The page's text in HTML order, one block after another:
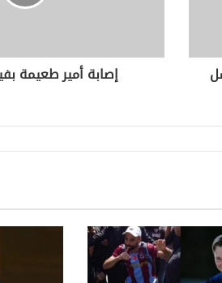
إصابة أمير طعيمة